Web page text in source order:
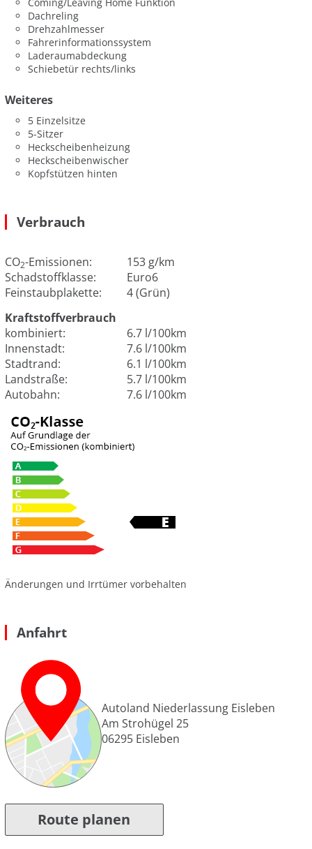
Dachreling
Drehzahlmesser
Fahrerinformationssystem
Laderaumabdeckung
Schiebetür rechts/links
Weiteres
5 Einzelsitze
5-Sitzer
Heckscheibenheizung
Heckscheibenwischer
Kopfstützen hinten
Verbrauch
CO2-Emissionen:
153 g/km
Schadstoffklasse:
Euro6
Feinstaubplakette:
4 (Grün)
Kraftstoffverbrauch
kombiniert:
6.7 l/100km
Innenstadt:
7.6 l/100km
Stadtrand:
6.1 l/100km
Landstraße:
5.7 l/100km
Autobahn:
7.6 l/100km
Änderungen und Irrtümer vorbehalten
Anfahrt
Autoland Niederlassung Eisleben
Am Strohügel 25
06295 Eisleben
Route planen